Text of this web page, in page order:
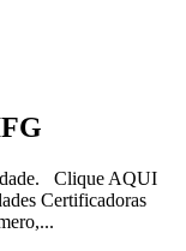
Clique AQUI
Certificadoras